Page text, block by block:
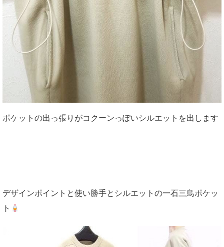
ポケットの出っ張りがコクーンっぽいシルエットを出します
デザインポイントと使い勝手とシルエットの一石三鳥ポケッ
ト